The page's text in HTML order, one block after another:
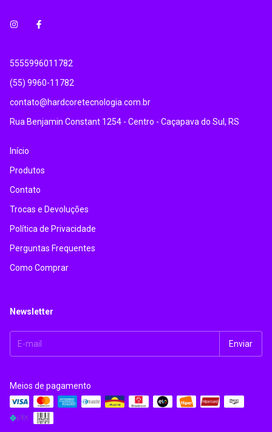
5555996011782
(55) 9960-11782
contato@hardcoretecnologia.com.br
Rua Benjamin Constant 1254 - Centro - Caçapava do Sul, RS
Início
Produtos
Contato
Trocas e Devoluções
Política de Privacidade
Perguntas Frequentes
Como Comprar
Newsletter
Meios de pagamento